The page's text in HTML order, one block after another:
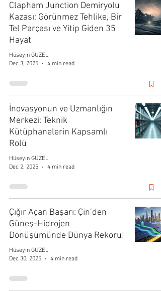
Clapham Junction Demiryolu
Kazası: Görünmez Tehlike, Bir
Tel Parçası ve Yitip Giden 35
Hayat
Hüseyin GÜZEL
Dec 3, 2025
4 min read
İnovasyonun ve Uzmanlığın
Merkezi: Teknik
Kütüphanelerin Kapsamlı
Rolü
Hüseyin GÜZEL
Dec 2, 2025
4 min read
Çığır Açan Başarı: Çin’den
Güneş-Hidrojen
Dönüşümünde Dünya Rekoru!
Hüseyin GÜZEL
Dec 30, 2025
4 min read